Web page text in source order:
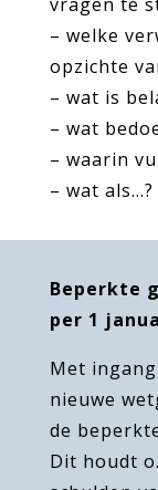
– welke
opzichte
– wat is
– wat
– waarin
– wat als…?
Beperkte
per 1
Met
nieuwe
de
Dit houdt